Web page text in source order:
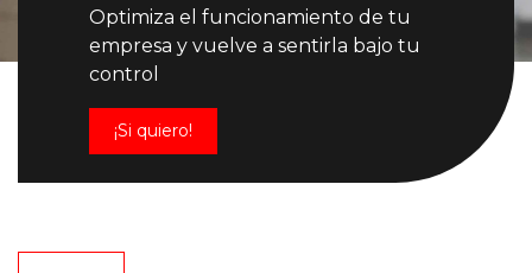
Optimiza el funcionamiento de tu
empresa y vuelve a sentirla bajo tu
control
¡Si quiero!